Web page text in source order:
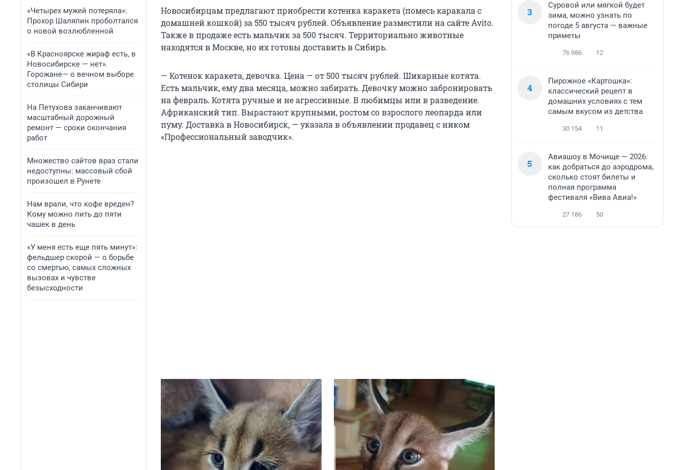
«Четырех мужей потеряла»:
Прохор Шаляпин проболтался
о новой возлюбленной
«В Красноярске жираф есть, в
Новосибирске — нет».
Горожане— о вечном выборе
столицы Сибири
На Петухова заканчивают
масштабный дорожный
ремонт — сроки окончания
работ
Множество сайтов враз стали
недоступны: массовый сбой
произошел в Рунете
Нам врали, что кофе вреден?
Кому можно пить до пяти
чашек в день
«У меня есть еще пять минут»:
фельдшер скорой — о борьбе
со смертью, самых сложных
вызовах и чувстве
безысходности
Новосибирцам предлагают приобрести котенка каракета (помесь каракала с
домашней кошкой) за 550 тысяч рублей. Объявление разместили на сайте Avito.
Также в продаже есть мальчик за 500 тысяч. Территориально животные
находятся в Москве, но их готовы доставить в Сибирь.
— Котенок каракета, девочка. Цена — от 500 тысяч рублей. Шикарные котята.
Есть мальчик, ему два месяца, можно забирать. Девочку можно забронировать
на февраль. Котята ручные и не агрессивные. В любимцы или в разведение.
Африканский тип. Вырастают крупными, ростом со взрослого леопарда или
пуму. Доставка в Новосибирск, — указала в объявлении продавец с ником
«Профессиональный заводчик».
3
Суровой или мягкой будет
зима, можно узнать по
погоде 5 августа — важные
приметы
76 986 12
4
Пирожное «Картошка»:
классический рецепт в
домашних условиях с тем
самым вкусом из детства
30 154 11
5
Авиашоу в Мочище — 2026:
как добраться до аэродрома,
сколько стоят билеты и
полная программа
фестиваля «Вива Авиа!»
27 186 50